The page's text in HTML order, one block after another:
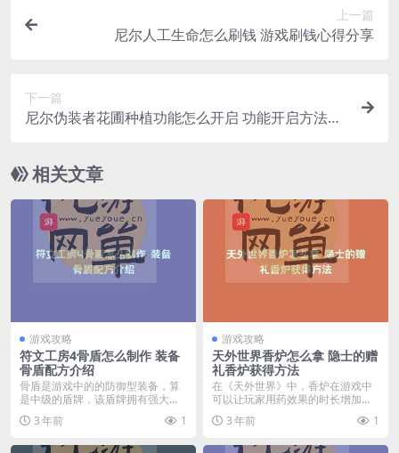
上一篇
尼尔人工生命怎么刷钱 游戏刷钱心得分享
下一篇
尼尔伪装者花圃种植功能怎么开启 功能开启方法介
相关文章
游戏攻略
符文工房4骨盾怎么制作 装备
骨盾配方介绍
骨盾是游戏中的的防御型装备，算
是中级的盾牌，该盾牌拥有强大的
防御效果，装备之后可...
3 年前 1
游戏攻略
天外世界香炉怎么拿 隐士的赠
礼香炉获得方法
在《天外世界》中，香炉在游戏中
可以让玩家用药效果的时长增加，
算是非常不错的装备，...
3 年前 1